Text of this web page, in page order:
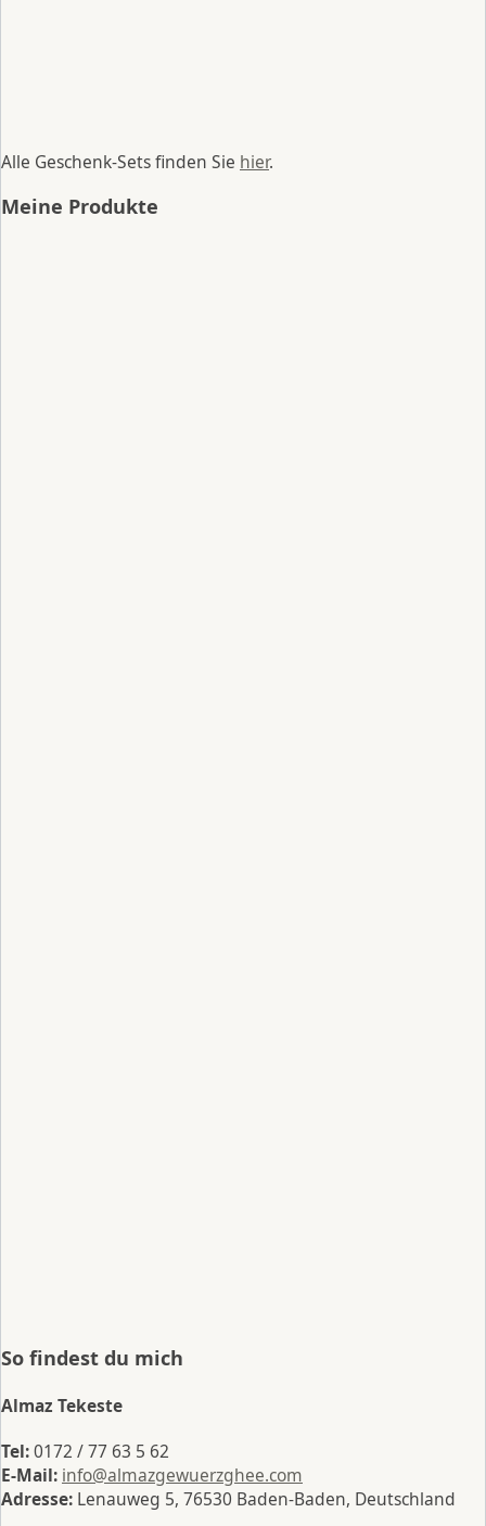
Alle Geschenk-Sets finden Sie hier.
Meine Produkte
So findest du mich
Almaz Tekeste
Tel:0172 / 77 63 5 62
E-Mail: info@almazgewuerzghee.com
Adresse: Lenauweg 5, 76530 Baden-Baden, Deutschland